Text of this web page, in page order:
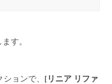
す。
ョンで、 [リニア リファ